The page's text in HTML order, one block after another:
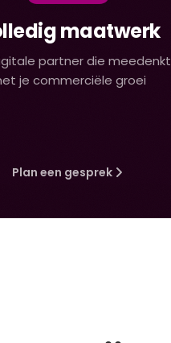
maatwerk
partner die meedenkt
je commerciële groei
Plan een gesprek